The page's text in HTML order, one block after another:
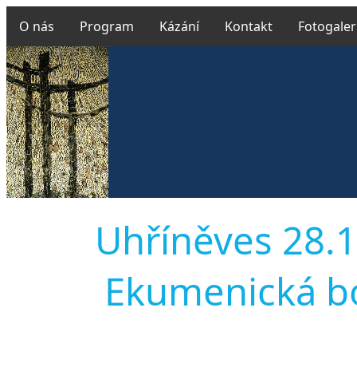
O nás Program Kázání Kontakt
Uhříněves
Ekumenická